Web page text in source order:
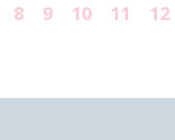
8 9 10 11
12